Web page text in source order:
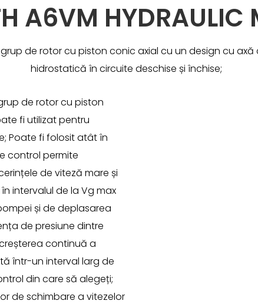
A6VM HYDRAULIC
de rotor cu piston conic axial cu un design cu
hidrostatică în circuite deschise și închise;
de rotor cu piston
fi utilizat pentru
Poate fi folosit atât în
control permite
de viteză mare și
intervalul de la Vg max
și de deplasarea
de presiune dintre
continuă a
într-un interval larg de
din care să alegeți;
de schimbare a vitezelor